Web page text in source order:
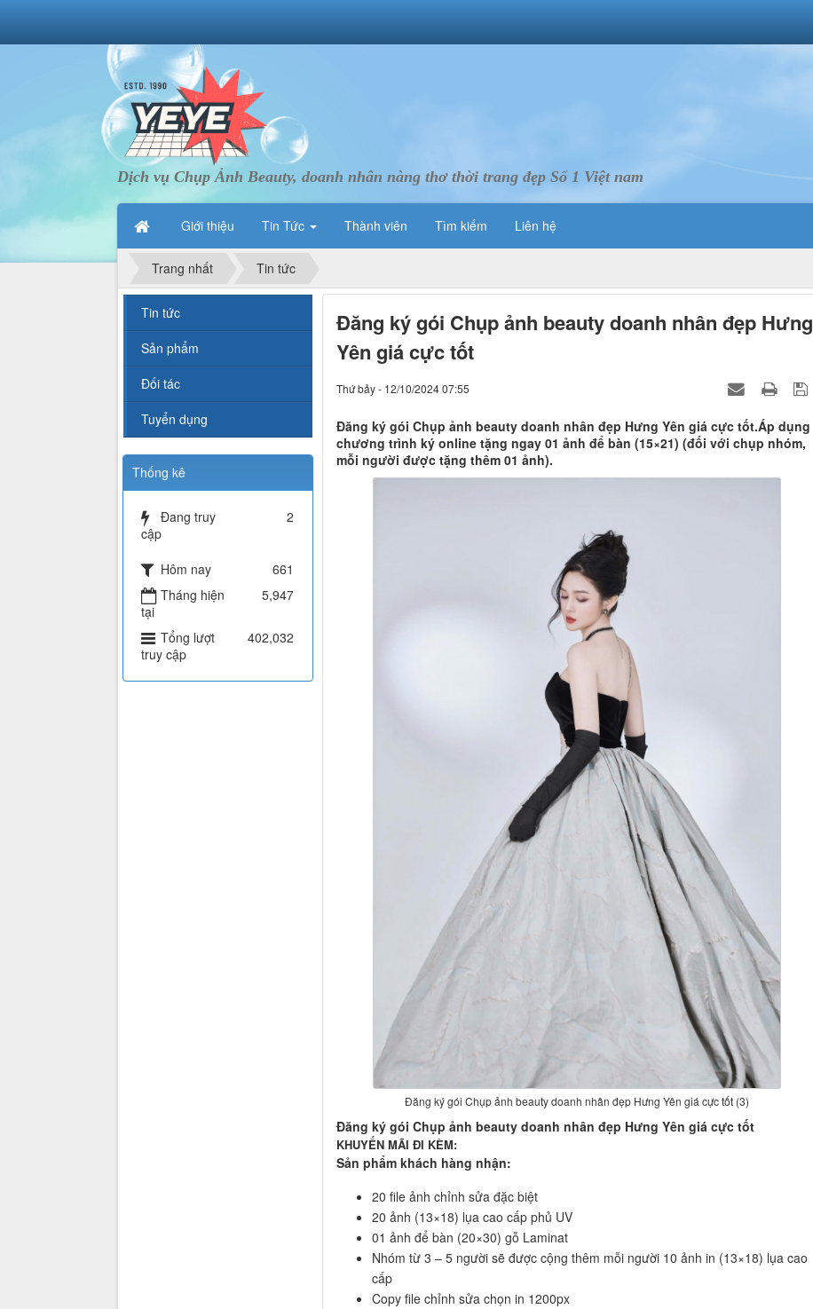
Dịch vụ Chụp Ảnh Beauty, doanh nhân nàng thơ thời trang đẹp Số 1 Việt nam
Giới thiệu Tin Tức Thành viên Tìm kiếm Liên hệ
Trang nhất Tin tức
Đăng ký gói Chụp ảnh beauty doanh nhân đẹp Hưng
Yên giá cực tốt
Thứ bảy - 12/10/2024 07:55
Đăng ký gói Chụp ảnh beauty doanh nhân đẹp Hưng Yên giá cực tốt.Áp dụng
chương trình ký online tặng ngay 01 ảnh để bàn (15×21) (đối với chụp nhóm,
mỗi người được tặng thêm 01 ảnh).
Đăng ký gói Chụp ảnh beauty doanh nhân đẹp Hưng Yên giá cực tốt (3)
Đăng ký gói Chụp ảnh beauty doanh nhân đẹp Hưng Yên giá cực tốt
KHUYẾN MÃI ĐI KÈM:
Sản phẩm khách hàng nhận:
20 file ảnh chỉnh sửa đặc biệt
20 ảnh (13×18) lụa cao cấp phủ UV
01 ảnh để bàn (20×30) gỗ Laminat
Nhóm từ 3 – 5 người sẽ được cộng thêm mỗi người 10 ảnh in (13×18) lụa cao
cấp
Copy file chỉnh sửa chọn in 1200px
Tin tức
Sản phẩm
Đối tác
Tuyển dụng
Thống kê
Đang truy
cập
2
Hôm nay
661
Tháng hiện
tại
5,947
Tổng lượt
truy cập
402,032